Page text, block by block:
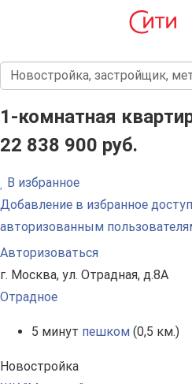
1-комнатная
22 838 900 руб.
В избранное
Добавление в избранное
авторизованным
Авторизоваться
г. Москва, ул. Отрадная, д.8А
Отрадное
5 минут пешком (0,5 км.)
Новостройка